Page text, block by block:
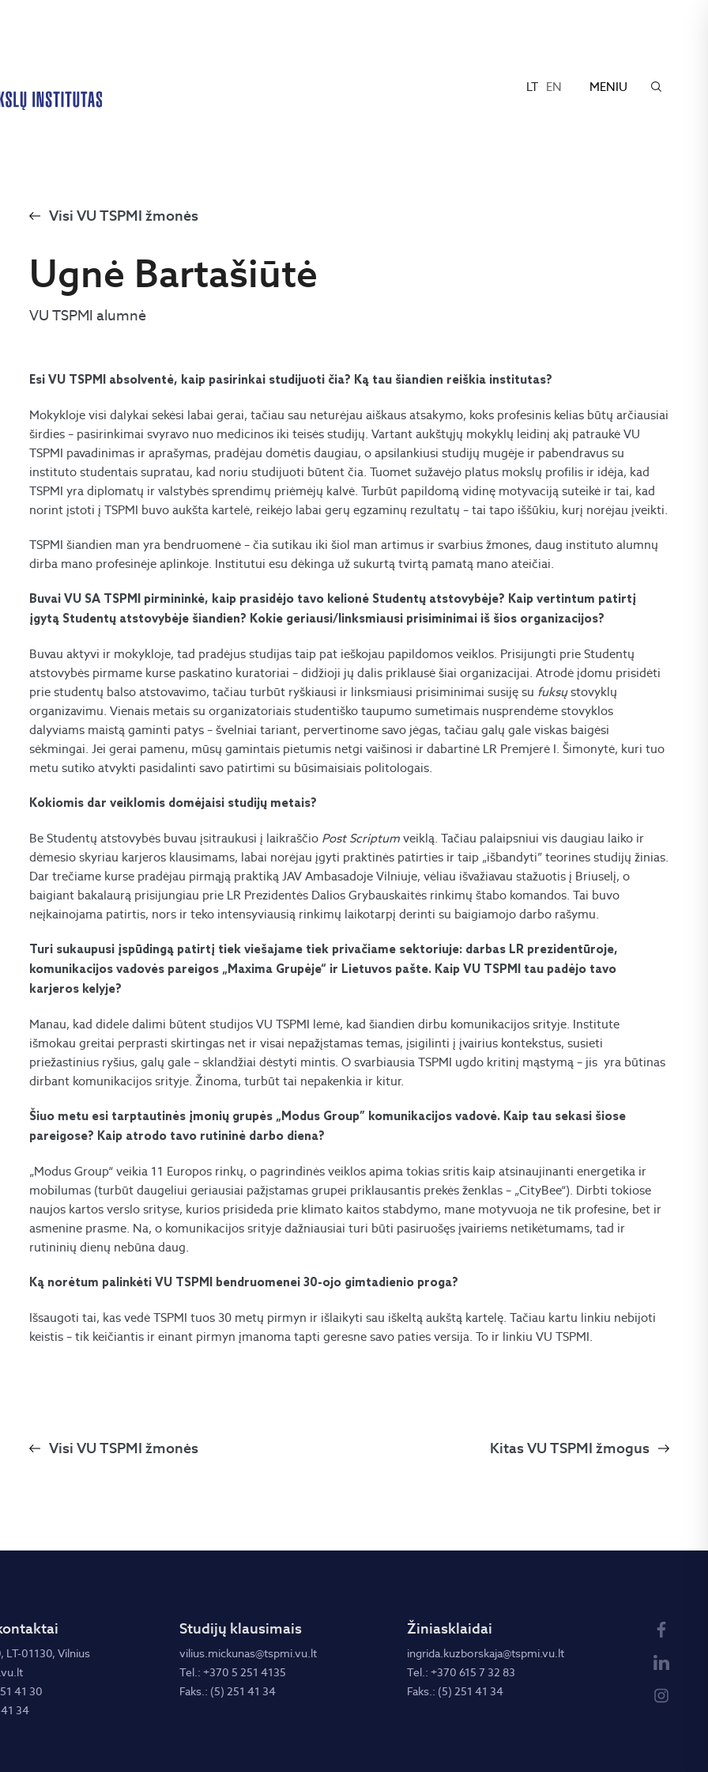
LT EN MENIU
Visi VU TSPMI žmonės
Ugnė Bartašiūtė
VU TSPMI alumnė
Esi VU TSPMI absolventė, kaip pasirinkai studijuoti čia? Ką tau šiandien reiškia institutas?
Mokykloje visi dalykai sekėsi labai gerai, tačiau sau neturėjau aiškaus atsakymo, koks profesinis kelias būtų arčiausiai
širdies – pasirinkimai svyravo nuo medicinos iki teisės studijų. Vartant aukštųjų mokyklų leidinį akį patraukė VU
TSPMI pavadinimas ir aprašymas, pradėjau domėtis daugiau, o apsilankiusi studijų mugėje ir pabendravus su
instituto studentais supratau, kad noriu studijuoti būtent čia. Tuomet sužavėjo platus mokslų profilis ir idėja, kad
TSPMI yra diplomatų ir valstybės sprendimų priėmėjų kalvė. Turbūt papildomą vidinę motyvaciją suteikė ir tai, kad
norint įstoti į TSPMI buvo aukšta kartelė, reikėjo labai gerų egzaminų rezultatų – tai tapo iššūkiu, kurį norėjau įveikti.
TSPMI šiandien man yra bendruomenė – čia sutikau iki šiol man artimus ir svarbius žmones, daug instituto alumnų
dirba mano profesinėje aplinkoje. Institutui esu dėkinga už sukurtą tvirtą pamatą mano ateičiai.
Buvai VU SA TSPMI pirmininkė, kaip prasidėjo tavo kelionė Studentų atstovybėje? Kaip vertintum patirtį
įgytą Studentų atstovybėje šiandien? Kokie geriausi/linksmiausi prisiminimai iš šios organizacijos?
Buvau aktyvi ir mokykloje, tad pradėjus studijas taip pat ieškojau papildomos veiklos. Prisijungti prie Studentų
atstovybės pirmame kurse paskatino kuratoriai – didžioji jų dalis priklausė šiai organizacijai. Atrodė įdomu prisidėti
prie studentų balso atstovavimo, tačiau turbūt ryškiausi ir linksmiausi prisiminimai susiję su fuksųstovyklų
organizavimu. Vienais metais su organizatoriais studentiško taupumo sumetimais nusprendėme stovyklos
dalyviams maistą gaminti patys – švelniai tariant, pervertinome savo jėgas, tačiau galų gale viskas baigėsi
sėkmingai. Jei gerai pamenu, mūsų gamintais pietumis netgi vaišinosi ir dabartinė LR Premjerė I. Šimonytė, kuri tuo
metu sutiko atvykti pasidalinti savo patirtimi su būsimaisiais politologais.
Kokiomis dar veiklomis domėjaisi studijų metais?
Be Studentų atstovybės buvau įsitraukusi į laikraščio Post Scriptum veiklą. Tačiau palaipsniui vis daugiau laiko ir
dėmesio skyriau karjeros klausimams, labai norėjau įgyti praktinės patirties ir taip „išbandyti” teorines studijų žinias.
Dar trečiame kurse pradėjau pirmąją praktiką JAV Ambasadoje Vilniuje, vėliau išvažiavau stažuotis į Briuselį, o
baigiant bakalaurą prisijungiau prie LR Prezidentės Dalios Grybauskaitės rinkimų štabo komandos. Tai buvo
neįkainojama patirtis, nors ir teko intensyviausią rinkimų laikotarpį derinti su baigiamojo darbo rašymu.
Turi sukaupusi įspūdingą patirtį tiek viešajame tiek privačiame sektoriuje: darbas LR prezidentūroje,
komunikacijos vadovės pareigos „Maxima Grupėje“ ir Lietuvos pašte. Kaip VU TSPMI tau padėjo tavo
karjeros kelyje?
Manau, kad didele dalimi būtent studijos VU TSPMI lėmė, kad šiandien dirbu komunikacijos srityje. Institute
išmokau greitai perprasti skirtingas net ir visai nepažįstamas temas, įsigilinti į įvairius kontekstus, susieti
priežastinius ryšius, galų gale – sklandžiai dėstyti mintis. O svarbiausia TSPMI ugdo kritinį mąstymą – jis yra būtinas
dirbant komunikacijos srityje. Žinoma, turbūt tai nepakenkia ir kitur.
Šiuo metu esi tarptautinės įmonių grupės „Modus Group” komunikacijos vadovė. Kaip tau sekasi šiose
pareigose? Kaip atrodo tavo rutininė darbo diena?
„Modus Group“ veikia 11 Europos rinkų, o pagrindinės veiklos apima tokias sritis kaip atsinaujinanti energetika ir
mobilumas (turbūt daugeliui geriausiai pažįstamas grupei priklausantis prekės ženklas – „CityBee“). Dirbti tokiose
naujos kartos verslo srityse, kurios prisideda prie klimato kaitos stabdymo, mane motyvuoja ne tik profesine, bet ir
asmenine prasme. Na, o komunikacijos srityje dažniausiai turi būti pasiruošęs įvairiems netikėtumams, tad ir
rutininių dienų nebūna daug.
Ką norėtum palinkėti VU TSPMI bendruomenei 30-ojo gimtadienio proga?
Išsaugoti tai, kas vedė TSPMI tuos 30 metų pirmyn ir išlaikyti sau iškeltą aukštą kartelę. Tačiau kartu linkiu nebijoti
keistis – tik keičiantis ir einant pirmyn įmanoma tapti geresne savo paties versija. To ir linkiu VU TSPMI.
Visi VU TSPMI žmonės Kitas VU TSPMI žmogus
LT-01130, Vilnius
41 30
34
Studijų klausimais
vilius.mickunas@tspmi.vu.lt
Tel.: +370 5 251 4135
Faks.: (5) 251 41 34
Žiniasklaidai
ingrida.kuzborskaja@tspmi.vu.lt
Tel.: +370 615 7 32 83
Faks.: (5) 251 41 34